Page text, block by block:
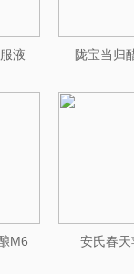
液 陇宝当归
M6 安氏春天